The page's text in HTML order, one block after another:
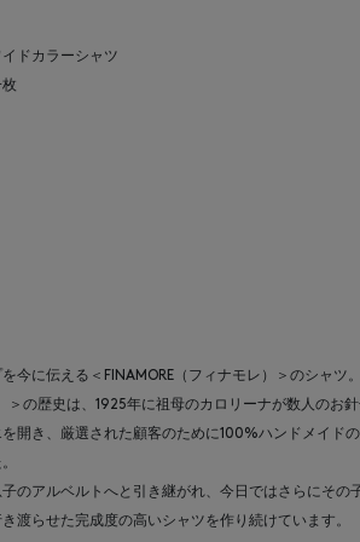
ドカラーシャツ
今に伝える＜FINAMORE（フィナモレ）＞のシャツ。
＞の歴史は、1925年に祖母のカロリーナが数人のお針
開き、厳選された顧客のために100%ハンドメイド
のアルベルトへと引き継がれ、今日ではさらにその
渡らせた完成度の高いシャツを作り続けています。